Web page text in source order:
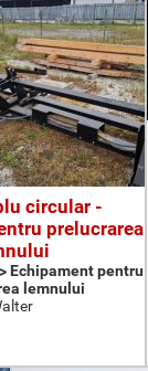
circular -
prelucrarea
Echipament pentru
lemnului